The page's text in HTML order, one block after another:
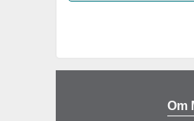
Om